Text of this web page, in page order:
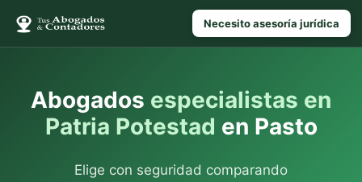
Necesito asesoría jurídica
Abogados especialistas en
Patria Potestad en Pasto
Elige con seguridad comparando